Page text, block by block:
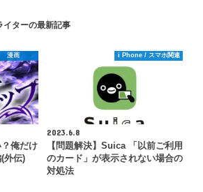
イターの最新記事
漫画
俺だけ
外伝)
i Phone / スマホ関連
2023.6.8
【問題解決】Suica 「以前ご利用
のカード」が表示されない場合の
対処法